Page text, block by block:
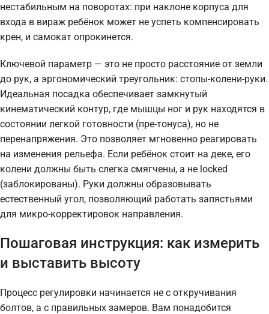
нестабильным на поворотах: при наклоне корпуса для
входа в вираж ребёнок может не успеть компенсировать
крен, и самокат опрокинется.
Ключевой параметр — это не просто расстояние от земли
до рук, а эргономический треугольник: стопы-колени-руки.
Идеальная посадка обеспечивает замкнутый
кинематический контур, где мышцы ног и рук находятся в
состоянии легкой готовности (пре-тонуса), но не
перенапряжения. Это позволяет мгновенно реагировать
на изменения рельефа. Если ребёнок стоит на деке, его
колени должны быть слегка смягчены, а не locked
(заблокированы). Руки должны образовывать
естественный угол, позволяющий работать запястьями
для микро-корректировок направления.
Пошаговая инструкция: как измерить
и выставить высоту
Процесс регулировки начинается не с откручивания
болтов, а с правильных замеров. Вам понадобится